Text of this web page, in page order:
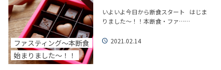
ファスティング～本断食
始まりました～！！
いよいよ今日から断食スタート はじま
りました～！！本断食・ファ……
2021.02.14